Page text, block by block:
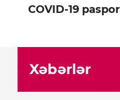
COVID-19
Xəbərlər